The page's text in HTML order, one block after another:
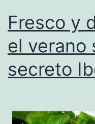
Fresco y
el verano
secreto